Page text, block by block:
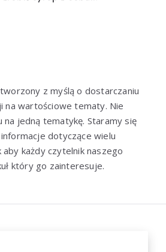
z myślą o dostarczaniu
na wartościowe tematy. Nie
na jedną tematykę. Staramy się
dotyczące wielu
każdy czytelnik naszego
który go zainteresuje.
© 2022